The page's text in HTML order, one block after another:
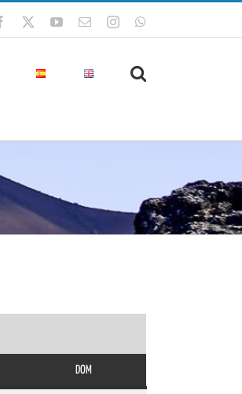
Facebook YouTube
CorreoInstagram
DOM